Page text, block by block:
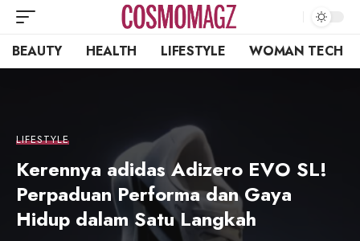
BEAUTY HEALTH LIFESTYLE WOMAN TECH
LIFESTYLE
Kerennya adidas Adizero EVO SL!
Perpaduan Performa dan Gaya
Hidup dalam Satu Langkah